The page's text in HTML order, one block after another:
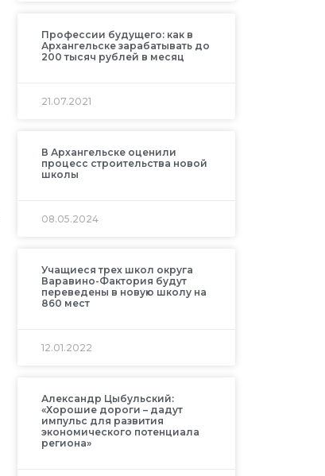
Профессии будущего: как в
Архангельске зарабатывать до
200 тысяч рублей в месяц
21.07.2021
В Архангельске оценили
процесс строительства новой
школы
08.05.2024
Учащиеся трех школ округа
Варавино-Фактория будут
переведены в новую школу на
860 мест
12.01.2022
Александр Цыбульский:
«Хорошие дороги – дадут
импульс для развития
экономического потенциала
региона»